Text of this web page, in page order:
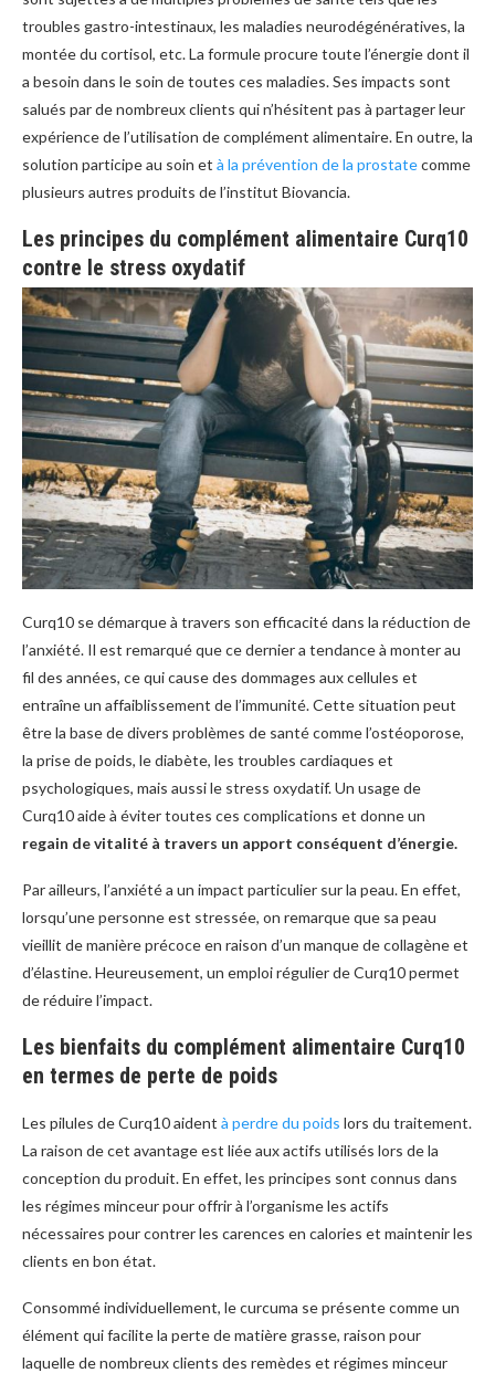
troubles gastro-intestinaux, les maladies neurodégénératives, la
montée du cortisol, etc. La formule procure toute l’énergie dont il
a besoin dans le soin de toutes ces maladies. Ses impacts sont
salués par de nombreux clients qui n’hésitent pas à partager leur
expérience de l’utilisation de complément alimentaire. En outre, la
solution participe au soin et à la prévention de la prostatecomme
plusieurs autres produits de l’institut Biovancia.
Les principes du complément alimentaire Curq10
contre le stress oxydatif
Curq10 se démarque à travers son efficacité dans la réduction de
l’anxiété. Il est remarqué que ce dernier a tendance à monter au
fil des années, ce qui cause des dommages aux cellules et
entraîne un affaiblissement de l’immunité. Cette situation peut
être la base de divers problèmes de santé comme l’ostéoporose,
la prise de poids, le diabète, les troubles cardiaques et
psychologiques, mais aussi le stress oxydatif. Un usage de
Curq10 aide à éviter toutes ces complications et donne un
regain de vitalité à travers un apport conséquent d’énergie.
Par ailleurs, l’anxiété a un impact particulier sur la peau. En effet,
lorsqu’une personne est stressée, on remarque que sa peau
vieillit de manière précoce en raison d’un manque de collagène et
d’élastine. Heureusement, un emploi régulier de Curq10 permet
de réduire l’impact.
Les bienfaits du complément alimentaire Curq10
en termes de perte de poids
Les pilules de Curq10 aident à perdre du poids lors du traitement.
La raison de cet avantage est liée aux actifs utilisés lors de la
conception du produit. En effet, les principes sont connus dans
les régimes minceur pour offrir à l’organisme les actifs
nécessaires pour contrer les carences en calories et maintenir les
clients en bon état.
Consommé individuellement, le curcuma se présente comme un
élément qui facilite la perte de matière grasse, raison pour
laquelle de nombreux clients des remèdes et régimes minceur